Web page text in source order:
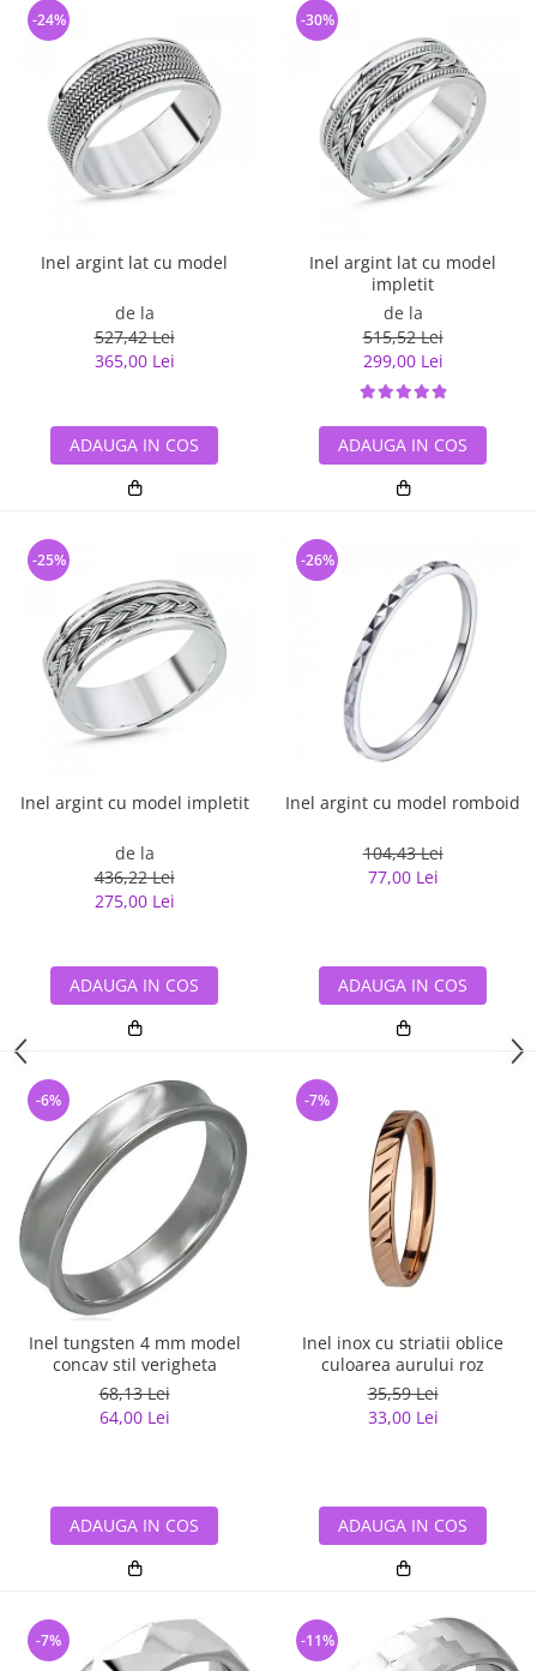
Inel argint lat cu model
de la
527,42 Lei
365,00 Lei
-24%
ADAUGA IN COS
Inel argint lat cu model
impletit
de la
515,52 Lei
299,00 Lei
-30%
ADAUGA IN COS
Inel argint cu model impletit
de la
436,22 Lei
275,00 Lei
-25%
ADAUGA IN COS
Inel argint cu model romboid
104,43 Lei
77,00 Lei
-26%
ADAUGA IN COS
Inel tungsten 4 mm model
concav stil verigheta
68,13 Lei
64,00 Lei
-6%
ADAUGA IN COS
Inel inox cu striatii oblice
culoarea aurului roz
35,59 Lei
33,00 Lei
-7%
ADAUGA IN COS
-7% -11%